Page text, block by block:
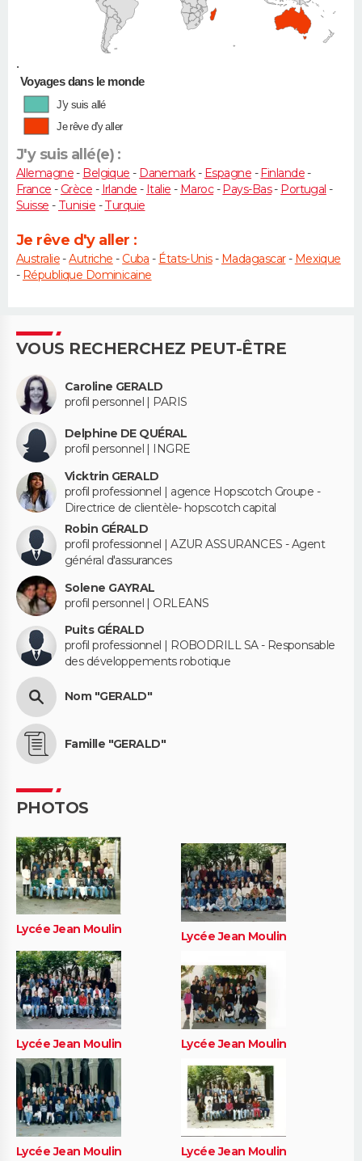
•
Voyages dans le monde
J'y suis allé
Je rêve d'y aller
J'y suis allé(e) :
Allemagne- Belgique - Danemark- Espagne -Finlande-
France - Grèce - Irlande - Italie - Maroc-Pays-Bas- Portugal -
Suisse - Tunisie -Turquie
Je rêve d'y aller :
Australie-Autriche - Cuba - États-Unis- Madagascar- Mexique
- République Dominicaine
VOUS RECHERCHEZ PEUT-ÊTRE
Caroline GERALD
profil personnel | PARIS
Delphine DE QUÉRAL
profil personnel | INGRE
Vicktrin GERALD
profil professionnel | agence Hopscotch Groupe -
Directrice de clientèle- hopscotch capital
Robin GÉRALD
profil professionnel | AZUR ASSURANCES - Agent
général d'assurances
Solene GAYRAL
profil personnel | ORLEANS
Puits GÉRALD
profil professionnel | ROBODRILL SA - Responsable
des développements robotique
Nom "GERALD"
Famille "GERALD"
PHOTOS
Lycée Jean Moulin Lycée Jean Moulin
Lycée Jean Moulin Lycée Jean Moulin
Lycée Jean Moulin Lycée Jean Moulin